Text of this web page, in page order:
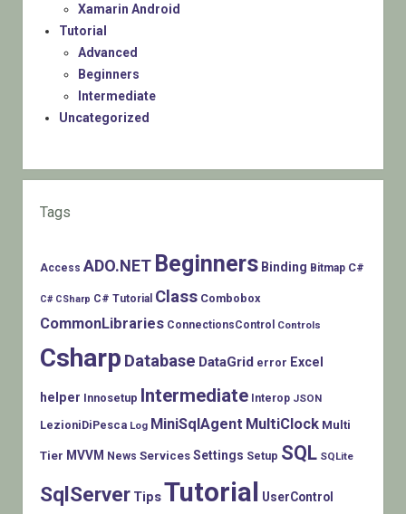
Xamarin Android
Tutorial
Advanced
Beginners
Intermediate
Uncategorized
Tags
Access ADO.NET Beginners Binding Bitmap C#
C# CSharp C# Tutorial Class Combobox
CommonLibraries ConnectionsControl Controls
Csharp Database DataGrid error Excel
helper Innosetup Intermediate Interop JSON
LezioniDiPesca Log MiniSqlAgent MultiClock Multi
Tier MVVM News Services Settings Setup SQL SQLite
SqlServer TipsTutorial UserControl